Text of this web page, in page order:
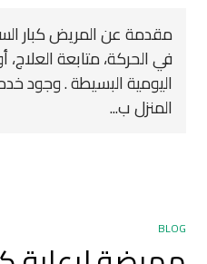
مقدمة عن المريض كبار
في الحركة، متابعة
اليومية البسيطة . وجود
المنزل ب...
BLOG